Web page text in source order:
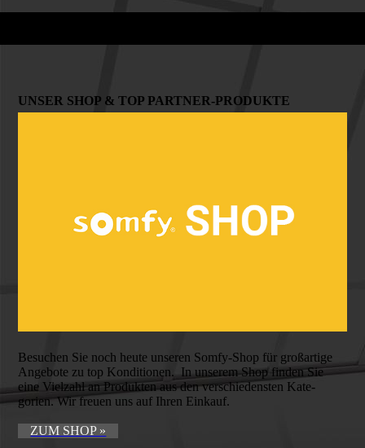
UNSER SHOP & TOP PARTNER-PRODUKTE
Besuchen Sie noch heute unseren Somfy-Shop für groß­artige
Ange­bote zu top Kondi­tionen. In unserem Shop finden Sie
eine Vielzahl an Produkten aus den verschiedensten Kate­
gorien. Wir freuen uns auf Ihren Einkauf.
ZUM SHOP »